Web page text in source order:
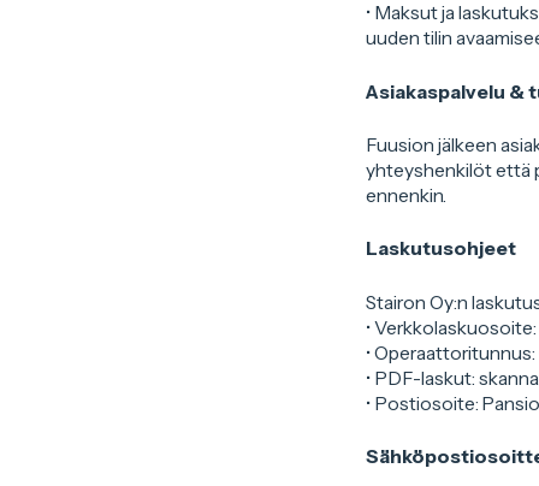
• Maksut ja
uuden tilin
Asiakaspalvelu &
Fuusion jälkeen
yhteyshenkilöt että
ennenkin.
Laskutusohjeet
Stairon Oy:n
•
•
• PDF-laskut:
• Postiosoite: